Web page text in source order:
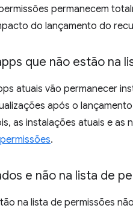
permanecem
do lançamento do
que não estão na
atuais vão permanecer
após o
as instalações atuais e
.
e não na lista de
na lista de permissões